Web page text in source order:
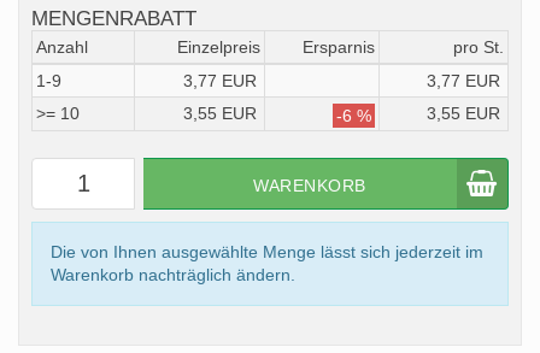
MENGENRABATT
Anzahl Einzelpreis Ersparnis
pro St.
1-9
3,77 EUR
3,77 EUR
>= 10
3,55 EUR -6 % 3,55 EUR
WARENKORB
Die von Ihnen ausgewählte Menge lässt sich jederzeit im
Warenkorb nachträglich ändern.